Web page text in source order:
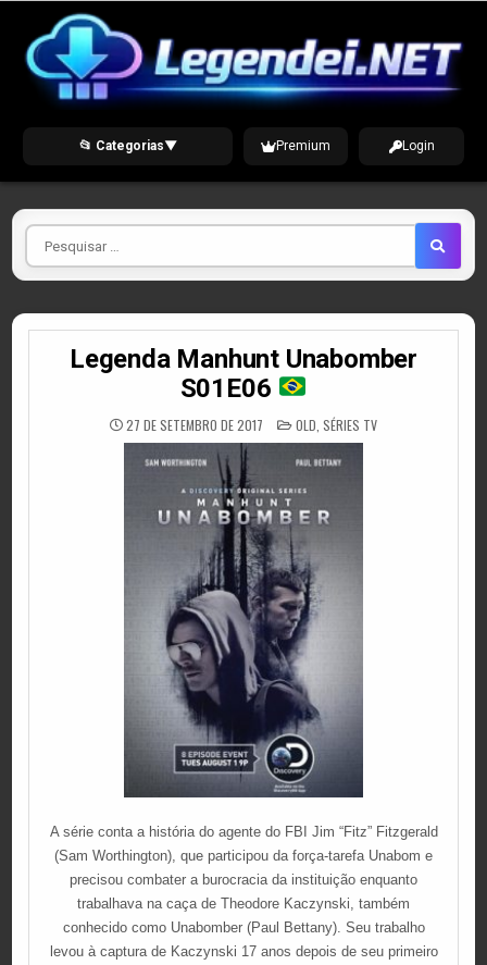
content
📂 Categorias▼ Premium Login
Pesquisar
por
Legenda Manhunt Unabomber
S01E06
27 DE SETEMBRO DE 2017 POSTED
IN
OLD SÉRIES TV
A série conta a história do agente do FBI Jim “Fitz” Fitzgerald
(Sam Worthington), que participou da força-tarefa Unabom e
precisou combater a burocracia da instituição enquanto
trabalhava na caça de Theodore Kaczynski, também
conhecido como Unabomber (Paul Bettany). Seu trabalho
levou à captura de Kaczynski 17 anos depois de seu primeiro